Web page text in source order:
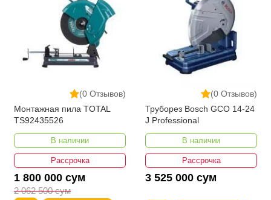
(0 Отзывов)
Монтажная пила TOTAL
TS92435526
В наличии
Рассрочка
1 800 000 сум
2 062 500 сум
(0 Отзывов)
Труборез Bosch GCO 14-24
J Professional
В наличии
Рассрочка
3 525 000 сум